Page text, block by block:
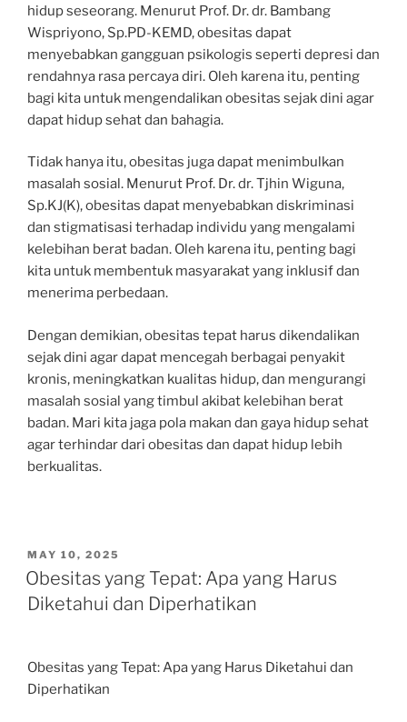
hidup seseorang. Menurut Prof. Dr. dr. Bambang
Wispriyono, Sp.PD-KEMD, obesitas dapat
menyebabkan gangguan psikologis seperti depresi dan
rendahnya rasa percaya diri. Oleh karena itu, penting
bagi kita untuk mengendalikan obesitas sejak dini agar
dapat hidup sehat dan bahagia.
Tidak hanya itu, obesitas juga dapat menimbulkan
masalah sosial. Menurut Prof. Dr. dr. Tjhin Wiguna,
Sp.KJ(K), obesitas dapat menyebabkan diskriminasi
dan stigmatisasi terhadap individu yang mengalami
kelebihan berat badan. Oleh karena itu, penting bagi
kita untuk membentuk masyarakat yang inklusif dan
menerima perbedaan.
Dengan demikian, obesitas tepat harus dikendalikan
sejak dini agar dapat mencegah berbagai penyakit
kronis, meningkatkan kualitas hidup, dan mengurangi
masalah sosial yang timbul akibat kelebihan berat
badan. Mari kita jaga pola makan dan gaya hidup sehat
agar terhindar dari obesitas dan dapat hidup lebih
berkualitas.
POSTED
ON
MAY 10, 2025
Obesitas yang Tepat: Apa yang Harus
Diketahui dan Diperhatikan
Obesitas yang Tepat: Apa yang Harus Diketahui dan
Diperhatikan